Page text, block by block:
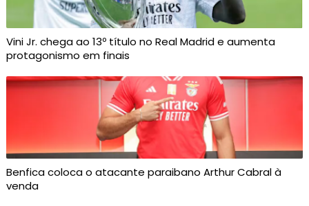
Vini Jr. chega ao 13º título no Real Madrid e aumenta
protagonismo em finais
Benfica coloca o atacante paraibano Arthur Cabral à
venda